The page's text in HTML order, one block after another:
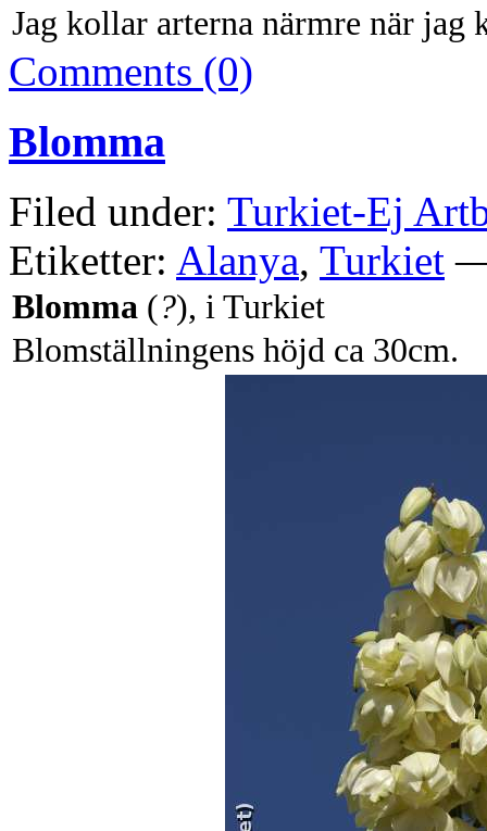
Jag kollar arterna närmre när jag
Comments (0)
Blomma
Filed under: Turkiet-Ej
Etiketter: Alanya, Turkiet —
Blomma (?), i Turkiet
Blomställningens höjd ca 30cm.